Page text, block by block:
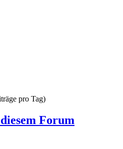
pro Tag)
Forum